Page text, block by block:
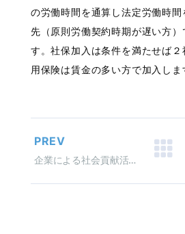
の労働時間を通算し法定労働時
先（原則労働契約時期が遅い方）
す。社保加入は条件を満たせば
用保険は賃金の多い方で加入しま
PREV
企業による社会貢献活動の拡大